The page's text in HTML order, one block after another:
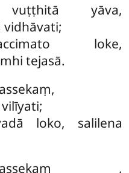
vuṭṭhitā yāva,
loke,
tejasā.
loko, salilena
,